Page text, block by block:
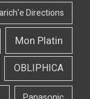
Directions
Mon Platin
OBLIPHICA